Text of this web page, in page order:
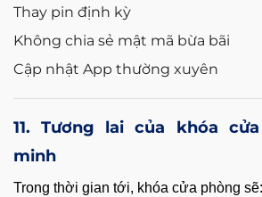
Thay pin định kỳ
Không chia sẻ mật mã bừa bãi
Cập nhật App thường xuyên
11. Tương lai của khóa
minh
Trong thời gian tới, khóa cửa phòng sẽ: